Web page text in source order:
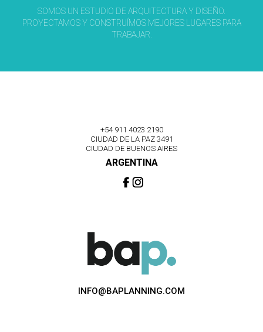
SOMOS UN ESTUDIO DE ARQUITECTURA Y DISEÑO.
PROYECTAMOS Y CONSTRUÍMOS MEJORES LUGARES PARA
TRABAJAR.
+54 911 4023 2190
CIUDAD DE LA PAZ 3491
CIUDAD DE BUENOS AIRES
ARGENTINA
INFO@BAPLANNING.COM